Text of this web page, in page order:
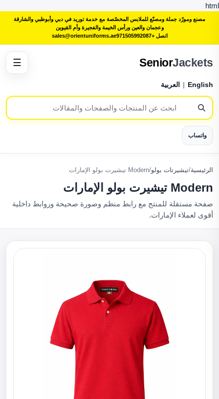
html
مصنع ومورّد جملة ومصنّع للملابس المخصّصة مع خدمة توريد في دبي وأبوظبي والشارقة
وعجمان والعين ورأس الخيمة والفجيرة وأم القيوين
اتصل +971505992087
sales@orientuniforms.ae
SeniorJackets
English
| العربية
واتساب
☰
الرئيسية/تيشيرتات بولو/Modern تيشيرت بولو الإمارات
Modern تيشيرت بولو الإمارات
صفحة مستقلة للمنتج مع رابط منظم وصورة صحيحة وروابط داخلية
أقوى لعملاء الإمارات.